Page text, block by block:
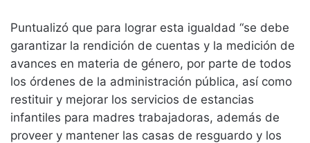
Puntualizó que para lograr esta igualdad “se debe
garantizar la rendición de cuentas y la medición de
avances en materia de género, por parte de todos
los órdenes de la administración pública, así como
restituir y mejorar los servicios de estancias
infantiles para madres trabajadoras, además de
proveer y mantener las casas de resguardo y los